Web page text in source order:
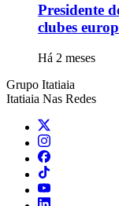
Presidente
clubes
Há 2 meses
Grupo Itatiaia
Itatiaia Nas Redes